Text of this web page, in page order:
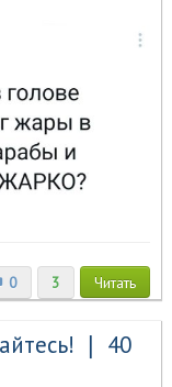
0 3 Читать
❘ 40